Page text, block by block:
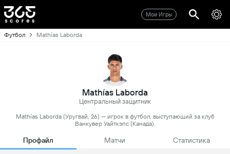
Мои Игры
Футбол Mathías Laborda
Mathías Laborda
Центральный защитник
Mathías Laborda (Уругвай, 26) — игрок в футбол, выступающий за клуб
Ванкувер Уайткэпс (Канада).
Профайл Матчи Статистика